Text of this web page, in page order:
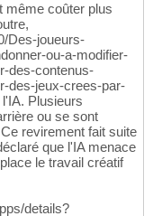
même coûter plus
Des-joueurs-
ou-a-modifier-
des-contenus-
des-jeux-crees-par-
Plusieurs
ou se sont
revirement fait suite
que l'IA menace
le travail créatif
details?